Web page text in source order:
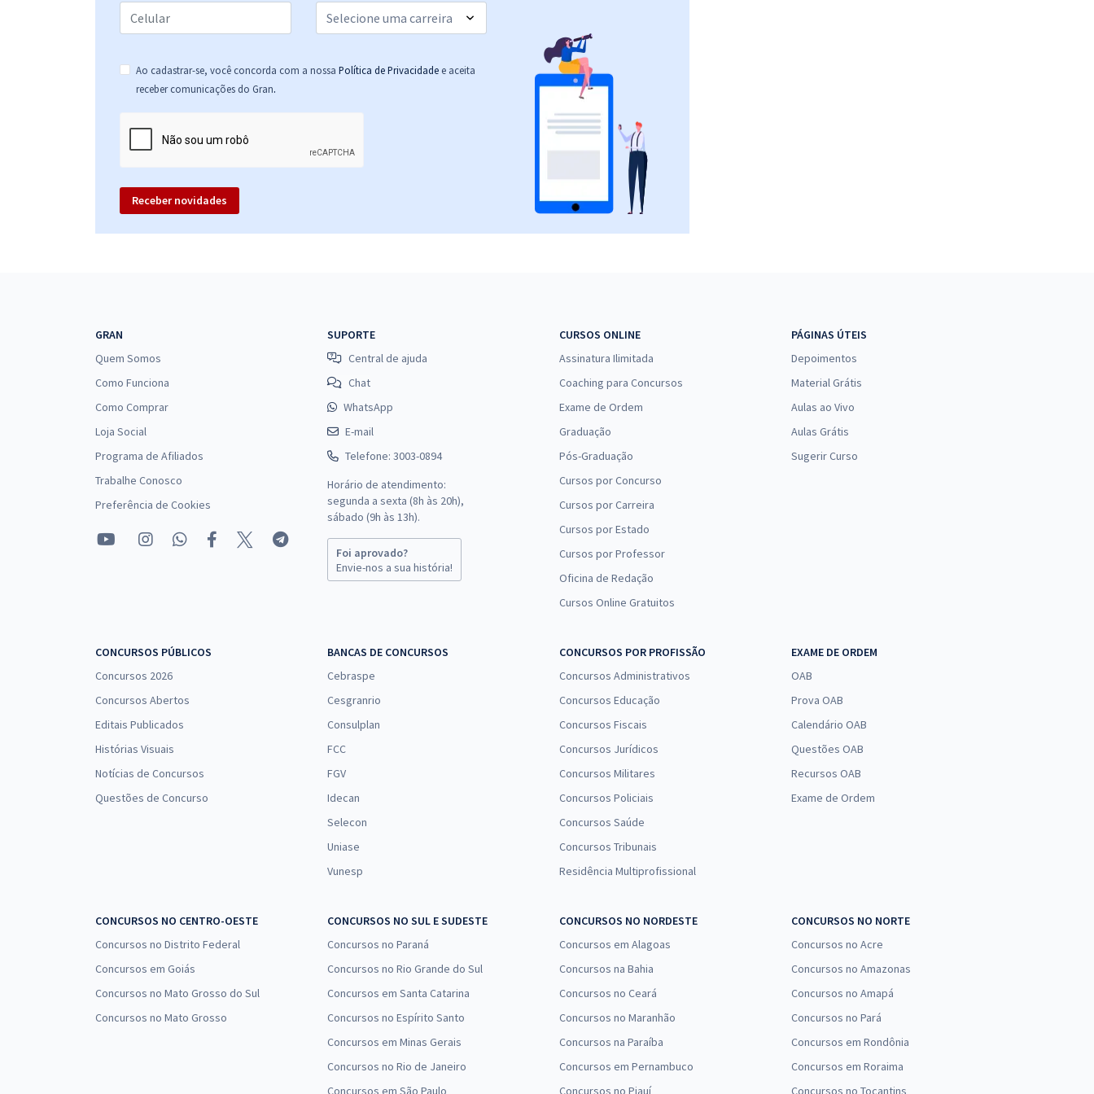
R$ 354,24à vista
29,52
(-20%)
Ao cadastrar-se, você concorda com a nossa Política de Privacidade e aceita
receber comunicações do Gran.
Receber novidades
GRAN
Quem Somos
Como Funciona
Como Comprar
Loja Social
Programa de Afiliados
Trabalhe Conosco
Preferência de Cookies
SUPORTE
Central de ajuda
Chat
WhatsApp
E-mail
Telefone: 3003-0894
Horário de atendimento:
segunda a sexta (8h às 20h),
sábado (9h às 13h).
Foi aprovado?
Envie-nos a sua história!
CURSOS ONLINE
Assinatura Ilimitada
Coaching para Concursos
Exame de Ordem
Graduação
Pós-Graduação
Cursos por Concurso
Cursos por Carreira
Cursos por Estado
Cursos por Professor
Oficina de Redação
Cursos Online Gratuitos
PÁGINAS ÚTEIS
Depoimentos
Material Grátis
Aulas ao Vivo
Aulas Grátis
Sugerir Curso
CONCURSOS PÚBLICOS
Concursos 2026
Concursos Abertos
Editais Publicados
Histórias Visuais
Notícias de Concursos
Questões de Concurso
BANCAS DE CONCURSOS
Cebraspe
Cesgranrio
Consulplan
FCC
FGV
Idecan
Selecon
Uniase
Vunesp
CONCURSOS POR PROFISSÃO
Concursos Administrativos
Concursos Educação
Concursos Fiscais
Concursos Jurídicos
Concursos Militares
Concursos Policiais
Concursos Saúde
Concursos Tribunais
Residência Multiprofissional
EXAME DE ORDEM
OAB
Prova OAB
Calendário OAB
Questões OAB
Recursos OAB
Exame de Ordem
CONCURSOS NO CENTRO-OESTE
Concursos no Distrito Federal
Concursos em Goiás
Concursos no Mato Grosso do Sul
Concursos no Mato Grosso
CONCURSOS NO SUL E SUDESTE
Concursos no Paraná
Concursos no Rio Grande do Sul
Concursos em Santa Catarina
Concursos no Espírito Santo
Concursos em Minas Gerais
Concursos no Rio de Janeiro
Concursos em São Paulo
CONCURSOS NO NORDESTE
Concursos em Alagoas
Concursos na Bahia
Concursos no Ceará
Concursos no Maranhão
Concursos na Paraíba
Concursos em Pernambuco
Concursos no Piauí
CONCURSOS NO NORTE
Concursos no Acre
Concursos no Amazonas
Concursos no Amapá
Concursos no Pará
Concursos em Rondônia
Concursos em Roraima
Concursos no Tocantins